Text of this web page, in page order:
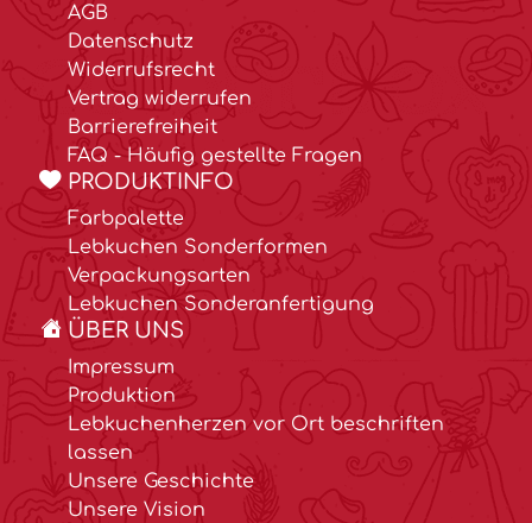
AGB
Datenschutz
Widerrufsrecht
Vertrag widerrufen
Barrierefreiheit
FAQ - Häufig gestellte Fragen
PRODUKTINFO
Farbpalette
Lebkuchen Sonderformen
Verpackungsarten
Lebkuchen Sonderanfertigung
ÜBER UNS
Impressum
Produktion
Lebkuchenherzen vor Ort beschriften
lassen
Unsere Geschichte
Unsere Vision